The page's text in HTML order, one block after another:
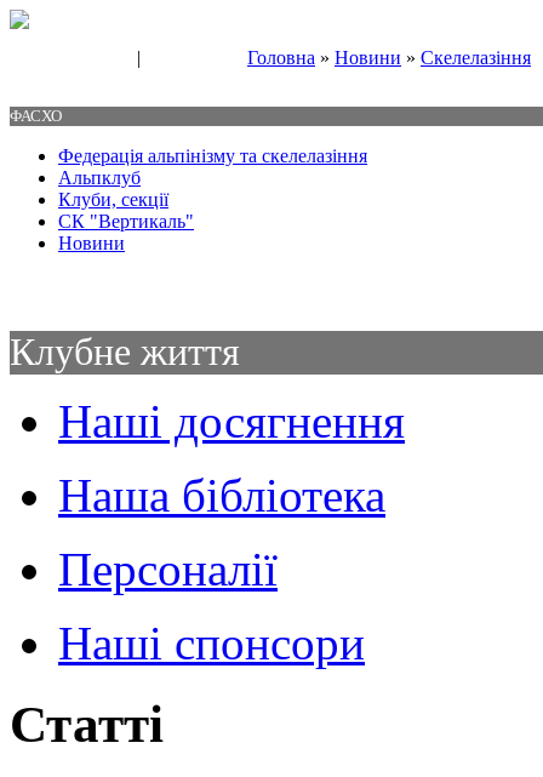
| Головна » Новини » Скелелазіння
ФАСХО
Федерація альпінізму та скелелазіння
Альпклуб
Клуби, секції
СК "Вертикаль"
Новини
Клубне життя
Наші досягнення
Наша бібліотека
Персоналії
Наші спонсори
Статті